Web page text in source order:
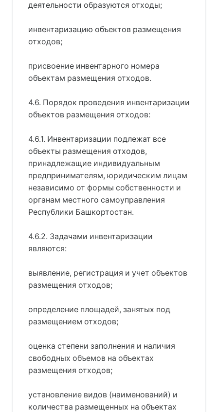
деятельности образуются отходы;
инвентаризацию объектов размещения
отходов;
присвоение инвентарного номера
объектам размещения отходов.
4.6. Порядок проведения инвентаризации
объектов размещения отходов:
4.6.1. Инвентаризации подлежат все
объекты размещения отходов,
принадлежащие индивидуальным
предпринимателям, юридическим лицам
независимо от формы собственности и
органам местного самоуправления
Республики Башкортостан.
4.6.2. Задачами инвентаризации
являются:
выявление, регистрация и учет объектов
размещения отходов;
определение площадей, занятых под
размещением отходов;
оценка степени заполнения и наличия
свободных объемов на объектах
размещения отходов;
установление видов (наименований) и
количества размещенных на объектах